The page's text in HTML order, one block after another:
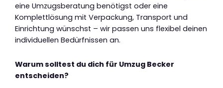
eine Umzugsberatung benötigst oder eine
Komplettlösung mit Verpackung, Transport und
Einrichtung wünschst – wir passen uns flexibel deinen
individuellen Bedürfnissen an.
Warum solltest du dich für Umzug Becker
entscheiden?